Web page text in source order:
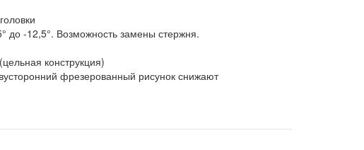
до -12,5°. Возможность замены стержня.
конструкция)
фрезерованный рисунок снижают